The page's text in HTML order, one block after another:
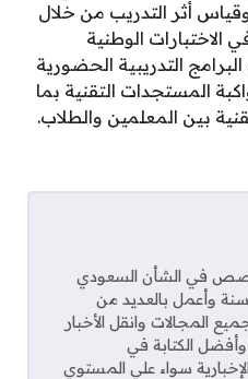
أثر التدريب من خلال
الوطنية
التدريبية الحضورية
المستجدات التقنية بما
بين المعلمين والطلاب.
في الشأن السعودي
أكتب من 15 سنة وأعمل بالعديد من
المجالات وانقل الأخبار
وأفضل الكتابة في
سواء علي المستوي